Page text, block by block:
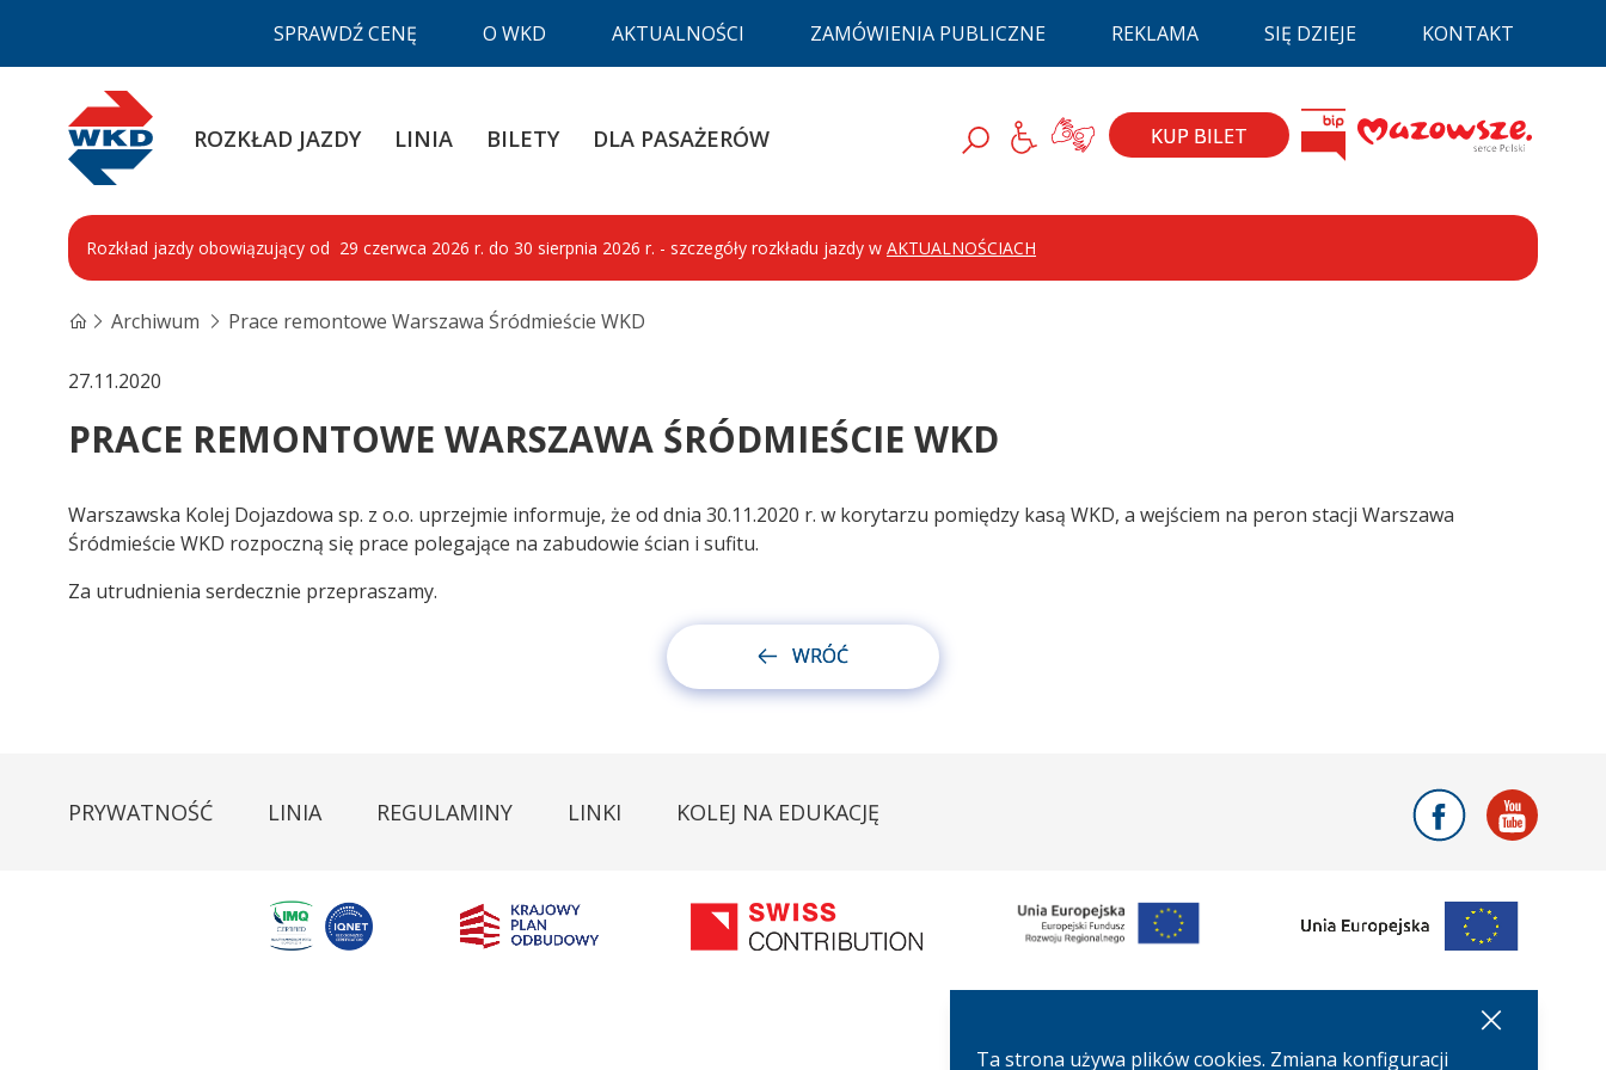
SPRAWDŹ CENĘ O WKD AKTUALNOŚCI ZAMÓWIENIA PUBLICZNE REKLAMA SIĘ DZIEJE KONTAKT
WKD
ROZKŁAD JAZDY LINIA BILETY DLA PASAŻERÓW Szukaj Dla
Język migowyKUP BILET
BIP Mazovia
Rozkład jazdy obowiązujący od 29 czerwca 2026 r. do 30 sierpnia 2026 r. - szczegóły rozkładu jazdy w AKTUALNOŚCIACH
Archiwum Prace remontowe Warszawa Śródmieście WKD
27.11.2020
PRACE REMONTOWE WARSZAWA ŚRÓDMIEŚCIE WKD
Warszawska Kolej Dojazdowa sp. z o.o. uprzejmie informuje, że od dnia 30.11.2020 r. w korytarzu pomiędzy kasą WKD, a wejściem na peron stacji Warszawa
Śródmieście WKD rozpoczną się prace polegające na zabudowie ścian i sufitu.
Za utrudnienia serdecznie przepraszamy.
WRÓĆ
PRYWATNOŚĆ LINIA REGULAMINY LINKI KOLEJ NA EDUKACJĘ Facebook
Ta strona używa plików cookies. Zmiana konfiguracji